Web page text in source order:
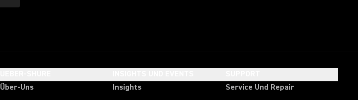
Über-Uns
Insights
Service Und Repair